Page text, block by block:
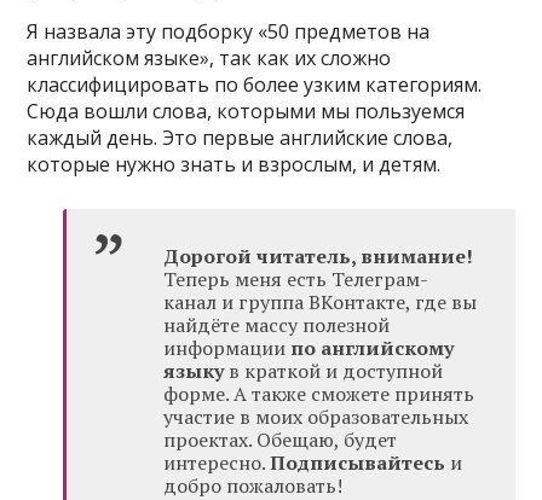
Я назвала эту подборку «50 предметов на
английском языке», так как их сложно
классифицировать по более узким категориям.
Сюда вошли слова, которыми мы пользуемся
каждый день. Это первые английские слова,
которые нужно знать и взрослым, и детям.
Дорогой читатель, внимание!
Теперь меня есть Телеграм-
канал и группа ВКонтакте, где вы
найдёте массу полезной
информации по английскому
языкув краткой и доступной
форме. А также сможете принять
участие в моих образовательных
проектах. Обещаю, будет
интересно.Подписывайтесь и
добро пожаловать!